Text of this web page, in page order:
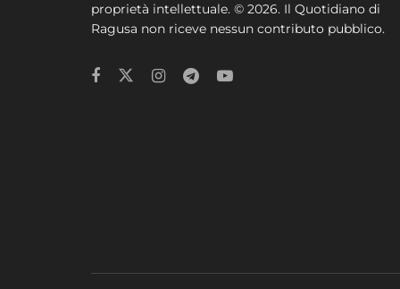
proprietà intellettuale. © 2026. Il Quotidiano di
Ragusa non riceve nessun contributo pubblico.